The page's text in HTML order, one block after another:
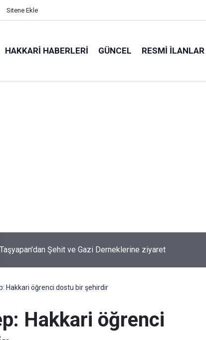
Sitene Ekle
HAKKARI HABERLERI GÜNCEL RESMI İLANLAR
Şehit ve Gazi Derneklerine ziyaret
Hakkari öğrenci dostu bir şehirdir
Hakkari öğrenci